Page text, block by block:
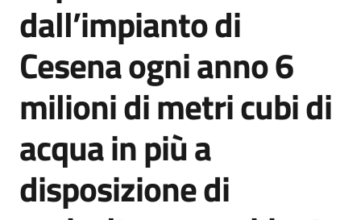
Agenzia
di
informazione
comunicazione
Seguici
su
dall’impianto di
Cesena ogni anno 6
milioni di metri cubi di
acqua in più a
disposizione di